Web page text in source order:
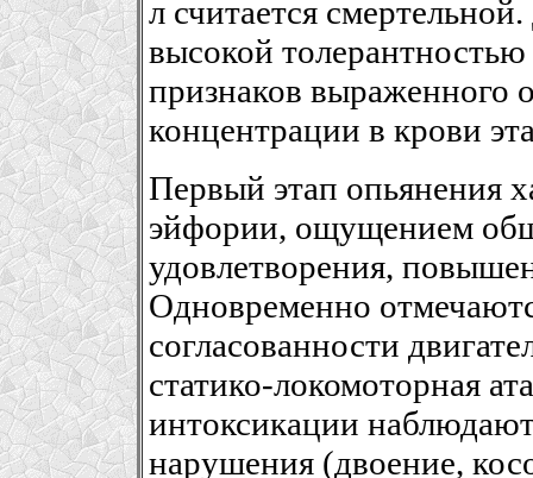
л считается
высокой толерантностью
признаков выраженного
концентрации в крови
Первый этап опьянения
эйфории, ощущением
удовлетворения,
Одновременно
согласованности
статико-локомоторная
интоксикации
нарушения (двоение,